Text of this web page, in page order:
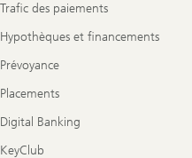
Trafic des paiements
Hypothèques et financements
Prévoyance
Placements
Digital Banking
KeyClub